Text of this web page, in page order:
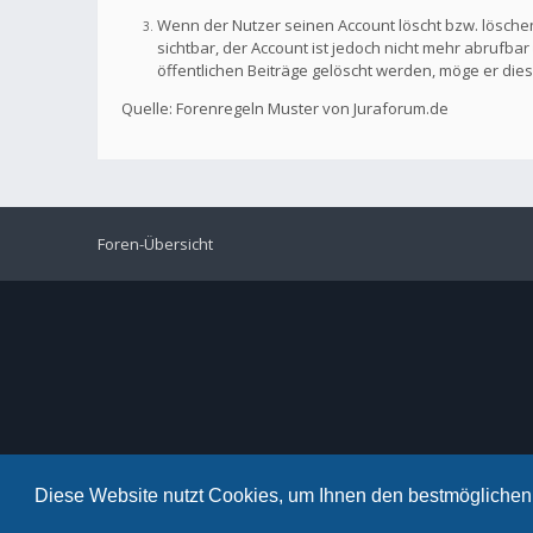
Diese Website nutzt Cookies, um Ihnen den
Wenn der Nutzer seinen Account löscht bzw.
sichtbar, der Account ist jedoch nicht mehr
öffentlichen Beiträge gelöscht werden, möge er
Quelle: Forenregeln Muster von Juraforum.de
Foren-Übersicht